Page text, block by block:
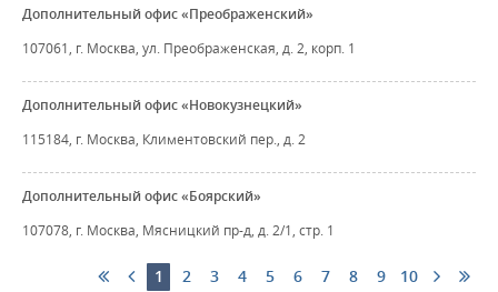
Дополнительный офис «Преображенский»
107061, г. Москва, ул. Преображенская, д. 2, корп. 1
Дополнительный офис «Новокузнецкий»
115184, г. Москва, Климентовский пер., д. 2
Дополнительный офис «Боярский»
107078, г. Москва, Мясницкий пр-д, д. 2/1, стр. 1
1 2 3 4 5 6 7 8 9 10